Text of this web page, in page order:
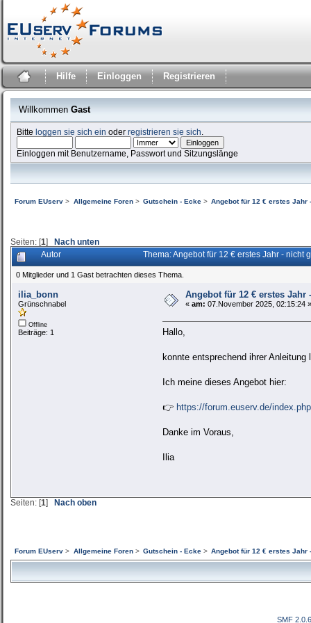
Hilfe Einloggen Registrieren
Willkommen Gast
Bitteloggen sie sich ein oderregistrieren sie sich
Einloggen mit Benutzername, Passwort und Sitzungslänge
Forum EUserv > Allgemeine Foren> Gutschein - Ecke> Angebot für 12 € erstes Jahr
Seiten: [1] Nach unten
Autor Thema: Angebot für 12 € erstes Jahr - nicht
0 Mitglieder und 1 Gast betrachten dieses Thema.
ilia_bonn
Grünschnabel
Offline
Beiträge: 1
Angebot für 12 € erstes Jahr
« am: 07.November 2025, 02:15:24 »
Hallo,
konnte entsprechend ihrer
Ich meine dieses Angebot hier:
👉 https://forum.euserv.de/
Danke im Voraus,
Ilia
Seiten: [1] Nach oben
Forum EUserv > Allgemeine Foren> Gutschein - Ecke> Angebot für 12 € erstes Jahr
SMF 2.0.6